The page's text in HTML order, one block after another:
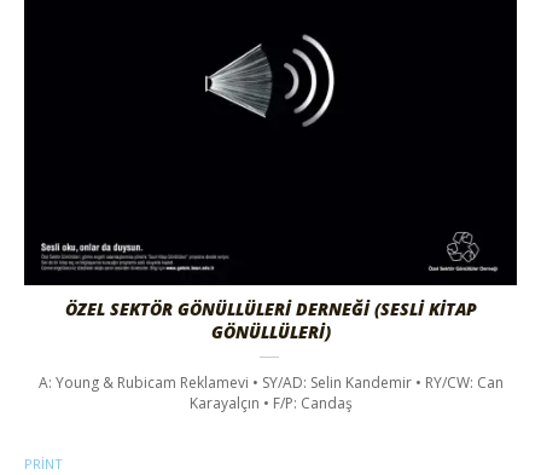
ÖZEL SEKTÖR GÖNÜLLÜLERİ DERNEĞİ (SESLİ KİTAP
GÖNÜLLÜLERİ)
A: Young & Rubicam Reklamevi • SY/AD: Selin Kandemir • RY/CW: Can
Karayalçın • F/P: Candaş
PRINT